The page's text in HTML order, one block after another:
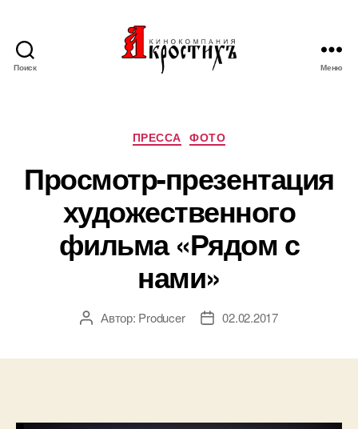
Поиск Меню
Рубрики
ПРЕССА ФОТО
Просмотр-презентация
художественного
фильма «Рядом с
нами»
АвторАвтор: Producer
Дата02.02.2017